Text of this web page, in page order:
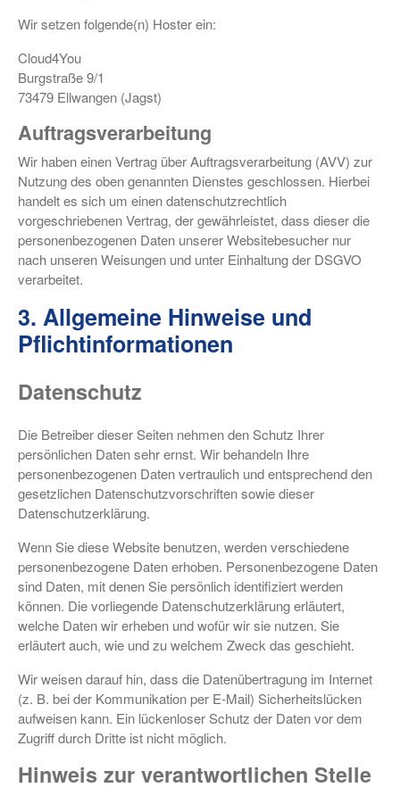
Wir setzen folgende(n) Hoster ein:
Cloud4You
Burgstraße 9/1
73479 Ellwangen (Jagst)
Auftragsverarbeitung
Wir haben einen Vertrag über Auftragsverarbeitung (AVV) zur
Nutzung des oben genannten Dienstes geschlossen. Hierbei
handelt es sich um einen datenschutzrechtlich
vorgeschriebenen Vertrag, der gewährleistet, dass dieser die
personenbezogenen Daten unserer Websitebesucher nur
nach unseren Weisungen und unter Einhaltung der DSGVO
verarbeitet.
3. Allgemeine Hinweise und
Pflicht­informationen
Datenschutz
Die Betreiber dieser Seiten nehmen den Schutz Ihrer
persönlichen Daten sehr ernst. Wir behandeln Ihre
personenbezogenen Daten vertraulich und entsprechend den
gesetzlichen Datenschutzvorschriften sowie dieser
Datenschutzerklärung.
Wenn Sie diese Website benutzen, werden verschiedene
personenbezogene Daten erhoben. Personenbezogene Daten
sind Daten, mit denen Sie persönlich identifiziert werden
können. Die vorliegende Datenschutzerklärung erläutert,
welche Daten wir erheben und wofür wir sie nutzen. Sie
erläutert auch, wie und zu welchem Zweck das geschieht.
Wir weisen darauf hin, dass die Datenübertragung im Internet
(z. B. bei der Kommunikation per E-Mail) Sicherheitslücken
aufweisen kann. Ein lückenloser Schutz der Daten vor dem
Zugriff durch Dritte ist nicht möglich.
Hinweis zur verantwortlichen Stelle